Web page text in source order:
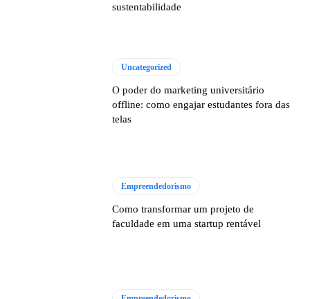
sustentabilidade
Uncategorized
O poder do marketing universitário
offline: como engajar estudantes fora das
telas
Empreendedorismo
Como transformar um projeto de
faculdade em uma startup rentável